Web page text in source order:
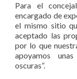
Para el
encargado de
el mismo sitio
aceptado las
por lo que
apoyamos
oscuras”.